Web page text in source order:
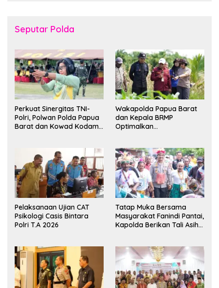
Seputar Polda
Perkuat Sinergitas TNI-
Polri, Polwan Polda Papua
Barat dan Kowad Kodam
Persahabatan
Wakapolda Papua Barat
dan Kepala BRMP
Optimalkan
Pangan Papua Barat
Pelaksanaan Ujian CAT
Psikologi Casis Bintara
Polri T.A 2026
Tatap Muka Bersama
Masyarakat Fanindi Pantai,
Kapolda Berikan Tali Asih